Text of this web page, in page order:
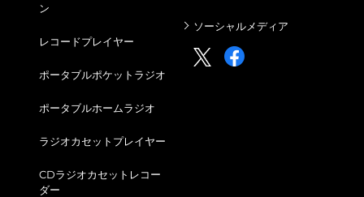
ン
レコードプレイヤー
ポータブルポケットラジオ
ポータブルホームラジオ
ラジオカセットプレイヤー
CDラジオカセットレコー
ダー
ソーシャルメディア